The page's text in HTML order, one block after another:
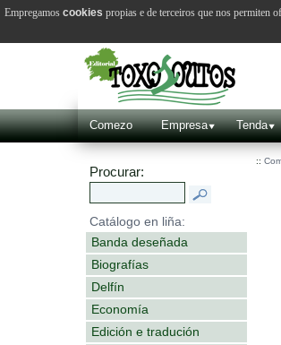
Comezo Empresa Tenda
Procurar:
Catálogo en liña:
Banda deseñada
Biografías
Delfín
Economía
Edición e tradución
::
Empregamos cookies propias e de terceiros que nos permiten